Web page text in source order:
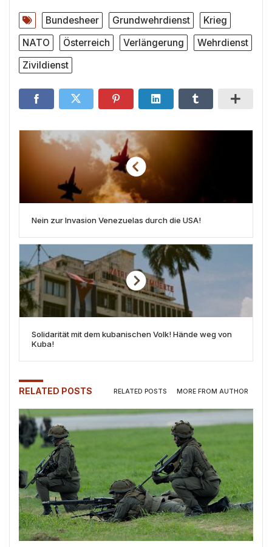
Bundesheer Grundwehrdienst
Krieg
NATO
Österreich Verlängerung
Wehrdienst
Zivildienst
Nein zur Invasion Venezuelas durch die USA!
Solidarität mit dem kubanischen Volk! Hände weg von
Kuba!
RELATED POSTS RELATED POSTS MORE FROM AUTHOR